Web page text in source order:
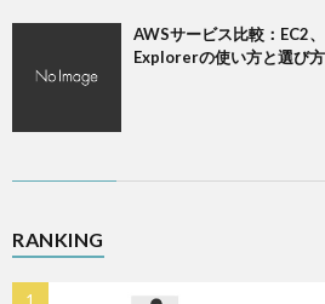
AWSサービス比較：EC2
Explorerの使い方と選び方
RANKING